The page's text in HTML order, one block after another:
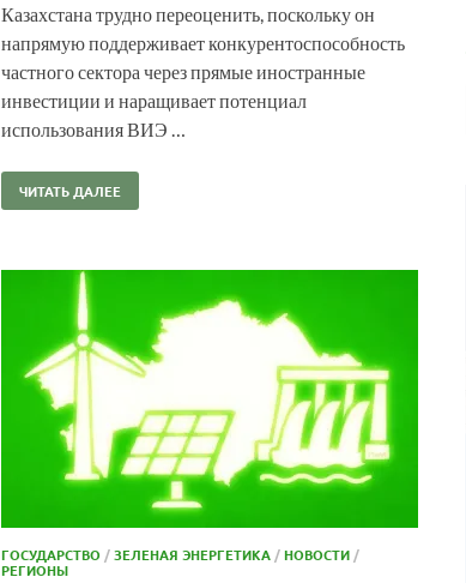
Казахстана трудно переоценить, поскольку он
напрямую поддерживает конкурентоспособность
частного сектора через прямые иностранные
инвестиции и наращивает потенциал
использования ВИЭ …
ЧИТАТЬ ДАЛЕЕ
ГОСУДАРСТВО /ЗЕЛЕНАЯ ЭНЕРГЕТИКА /НОВОСТИ /
РЕГИОНЫ